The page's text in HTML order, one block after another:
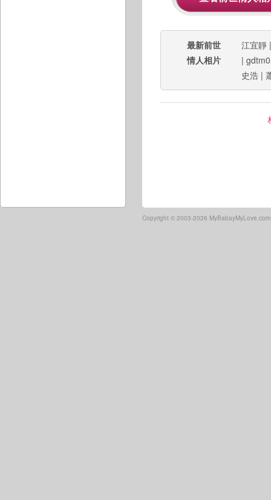
最新前世
情人相片
江宜靜
|
史浩 |
Copyright © 2003-2026